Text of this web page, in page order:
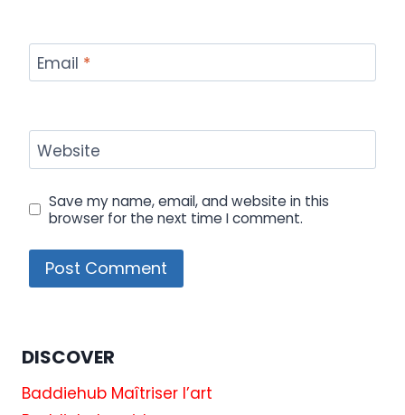
Email *
Website
Save my name, email, and website in this
browser for the next time I comment.
DISCOVER
Baddiehub Maîtriser l’art